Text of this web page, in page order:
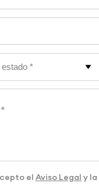
el Aviso Legal y la